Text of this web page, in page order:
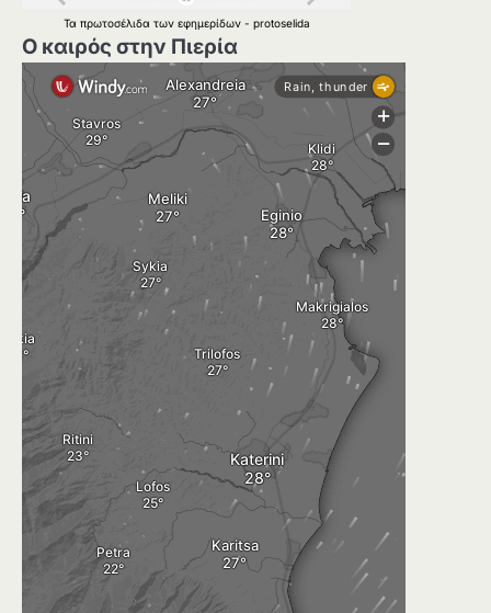
Τα πρωτοσέλιδα των εφημερίδων - protoselida
Ο καιρός στην Πιερία